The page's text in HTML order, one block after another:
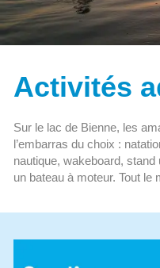
Activités
Sur le lac de Bienne, les
l’embarras du choix :
nautique, wakeboard,
un bateau à moteur. Tout le